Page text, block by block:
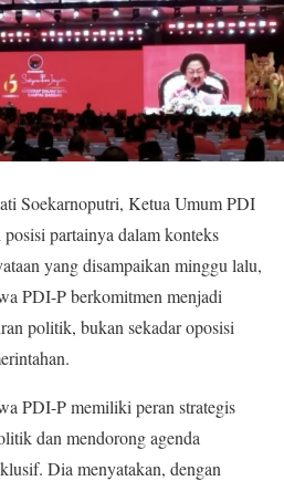
Soekarnoputri, Ketua Umum PDI
partainya dalam konteks
yang disampaikan minggu lalu,
PDI-P berkomitmen menjadi
politik, bukan sekadar oposisi
PDI-P memiliki peran strategis
dan mendorong agenda
Dia menyatakan, dengan